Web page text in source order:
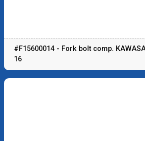
#F15600014 - Fork bolt comp.
16